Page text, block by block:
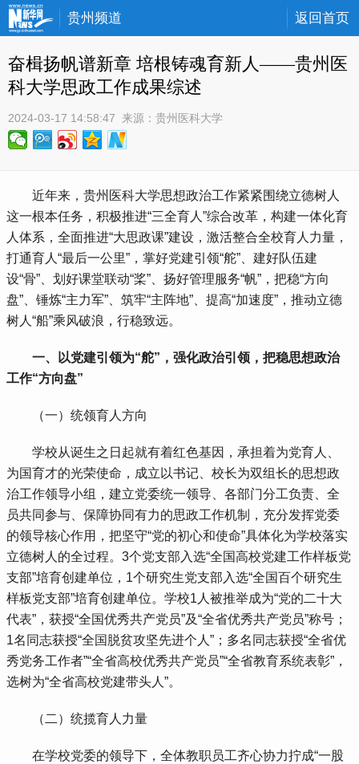
贵州频道 返回首页
奋楫扬帆谱新章 培根铸魂育新人——贵州医
科大学思政工作成果综述
2024-03-17 14:58:47 来源： 贵州医科大学
近年来，贵州医科大学思想政治工作紧紧围绕立德树人
这一根本任务，积极推进“三全育人”综合改革，构建一体化育
人体系，全面推进“大思政课”建设，激活整合全校育人力量，
打通育人“最后一公里”，掌好党建引领“舵”、建好队伍建
设“骨”、划好课堂联动“桨”、扬好管理服务“帆”，把稳“方向
盘”、锤炼“主力军”、筑牢“主阵地”、提高“加速度”，推动立德
树人“船”乘风破浪，行稳致远。
一、以党建引领为“舵”，强化政治引领，把稳思想政治
工作“方向盘”
（一）统领育人方向
学校从诞生之日起就有着红色基因，承担着为党育人、
为国育才的光荣使命，成立以书记、校长为双组长的思想政
治工作领导小组，建立党委统一领导、各部门分工负责、全
员共同参与、保障协同有力的思政工作机制，充分发挥党委
的领导核心作用，把坚守“党的初心和使命”具体化为学校落实
立德树人的全过程。3个党支部入选“全国高校党建工作样板党
支部”培育创建单位，1个研究生党支部入选“全国百个研究生
样板党支部”培育创建单位。学校1人被推举成为“党的二十大
代表”，获授“全国优秀共产党员”及“全省优秀共产党员”称号；
1名同志获授“全国脱贫攻坚先进个人”；多名同志获授“全省优
秀党务工作者”“全省高校优秀共产党员”“全省教育系统表彰”，
选树为“全省高校党建带头人”。
（二）统揽育人力量
在学校党委的领导下，全体教职员工齐心协力拧成“一股